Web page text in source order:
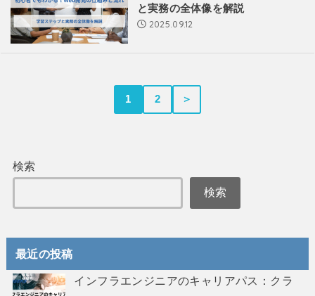
と実務の全体像を解説
2025.09.12
1 2 ＞
検索
検索
最近の投稿
インフラエンジニアのキャリアパス：クラ